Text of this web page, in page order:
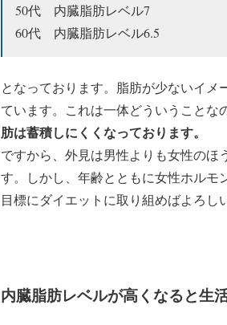
50代 内臓脂肪レベル7
60代 内臓脂肪レベル6.5
となっております。脂肪が少ないイ
ています。これは一体どういうことな
肪は蓄積しにくくなっております。
ですから、外見は男性よりも女性の
す。しかし、年齢とともに女性ホルモ
目標にダイエットに取り組めばよろし
内臓脂肪レベルが高くなると生